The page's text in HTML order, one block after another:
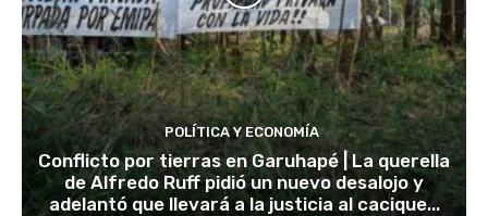
POLÍTICA Y ECONOMÍA
Conflicto por tierras en Garuhapé | La querella
de Alfredo Ruff pidió un nuevo desalojo y
adelantó que llevará a la justicia al cacique...